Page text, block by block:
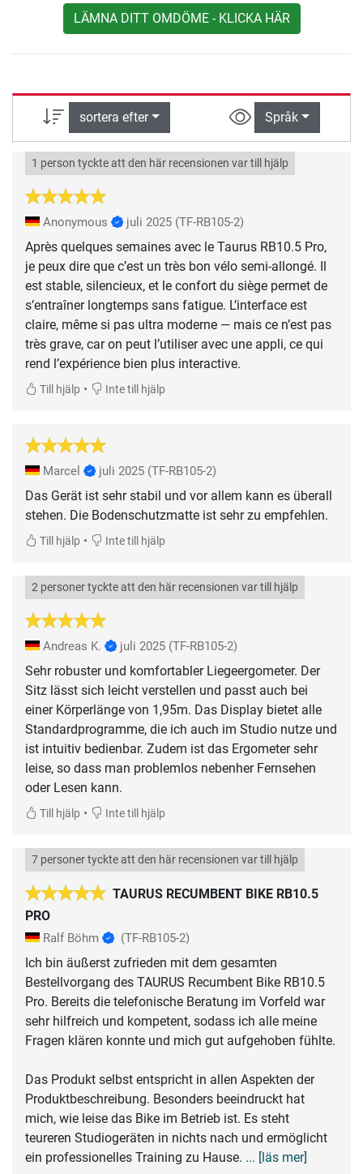
LÄMNA DITT OMDÖME - KLICKA HÄR
sortera efter Språk
1 person tyckte att den här recensionen var till hjälp
Anonymous juli 2025 (TF-RB105-2)
Après quelques semaines avec le Taurus RB10.5 Pro,
je peux dire que c’est un très bon vélo semi-allongé. Il
est stable, silencieux, et le confort du siège permet de
s’entraîner longtemps sans fatigue. L’interface est
claire, même si pas ultra moderne — mais ce n’est pas
très grave, car on peut l’utiliser avec une appli, ce qui
rend l’expérience bien plus interactive.
Till hjälp • Inte till hjälp
Marcel juli 2025 (TF-RB105-2)
Das Gerät ist sehr stabil und vor allem kann es überall
stehen. Die Bodenschutzmatte ist sehr zu empfehlen.
Till hjälp • Inte till hjälp
2 personer tyckte att den här recensionen var till hjälp
Andreas K. juli 2025 (TF-RB105-2)
Sehr robuster und komfortabler Liegeergometer. Der
Sitz lässt sich leicht verstellen und passt auch bei
einer Körperlänge von 1,95m. Das Display bietet alle
Standardprogramme, die ich auch im Studio nutze und
ist intuitiv bedienbar. Zudem ist das Ergometer sehr
leise, so dass man problemlos nebenher Fernsehen
oder Lesen kann.
Till hjälp • Inte till hjälp
TAURUS RECUMBENT BIKE RB10.5
PRO
7 personer tyckte att den här recensionen var till hjälp
Ralf Böhm (TF-RB105-2)
Ich bin äußerst zufrieden mit dem gesamten
Bestellvorgang des TAURUS Recumbent Bike RB10.5
Pro. Bereits die telefonische Beratung im Vorfeld war
sehr hilfreich und kompetent, sodass ich alle meine
Fragen klären konnte und mich gut aufgehoben fühlte.
Das Produkt selbst entspricht in allen Aspekten der
Produktbeschreibung. Besonders beeindruckt hat
mich, wie leise das Bike im Betrieb ist. Es steht
teureren Studiogeräten in nichts nach und ermöglicht
ein professionelles Training zu Hause. ... [läs mer]